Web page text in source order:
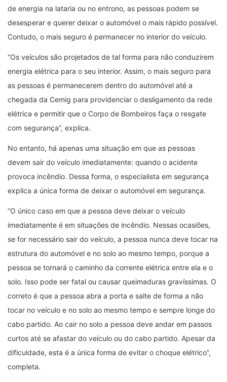
de energia na lataria ou no entrono, as pessoas podem se
desesperar e querer deixar o automóvel o mais rápido possível.
Contudo, o mais seguro é permanecer no interior do veículo.
“Os veículos são projetados de tal forma para não conduzirem
energia elétrica para o seu interior. Assim, o mais seguro para
as pessoas é permanecerem dentro do automóvel até a
chegada da Cemig para providenciar o desligamento da rede
elétrica e permitir que o Corpo de Bombeiros faça o resgate
com segurança”, explica.
No entanto, há apenas uma situação em que as pessoas
devem sair do veículo imediatamente: quando o acidente
provoca incêndio. Dessa forma, o especialista em segurança
explica a única forma de deixar o automóvel em segurança.
“O único caso em que a pessoa deve deixar o veículo
imediatamente é em situações de incêndio. Nessas ocasiões,
se for necessário sair do veículo, a pessoa nunca deve tocar​ na
estrutura do automóvel e no solo ao mesmo tempo, porque a
pessoa se tornará o caminho ​da corrente elétrica ​entre ela e o
solo. Isso pode ser fatal ou causar queimaduras gravíssimas. O
correto é que a pessoa abra a porta e salte de forma a não
tocar no veículo e no solo ao mesmo tempo e sempre longe do
cabo partido. Ao cair no solo a pessoa deve andar em passos
curtos até se afastar do veículo ou do cabo partido. Apesar da
dificuldade, esta é a única forma de evitar o choque elétrico”,
completa.